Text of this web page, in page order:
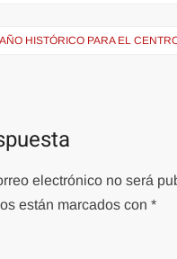
HISTÓRICO PARA EL
electrónico no será
están marcados con*